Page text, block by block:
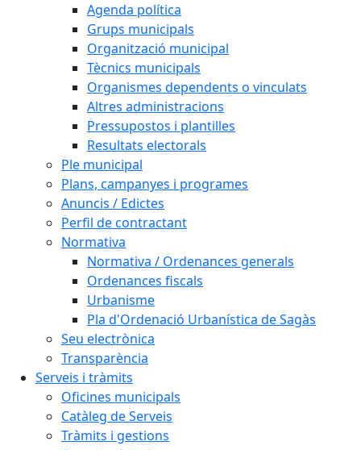
Agenda política
Grups municipals
Organització municipal
Tècnics municipals
Organismes dependents o vinculats
Altres administracions
Pressupostos i plantilles
Resultats electorals
Ple municipal
Plans, campanyes i programes
Anuncis / Edictes
Perfil de contractant
Normativa
Normativa / Ordenances generals
Ordenances fiscals
Urbanisme
Pla d'Ordenació Urbanística de Sagàs
Seu electrònica
Transparència
Serveis i tràmits
Oficines municipals
Catàleg de Serveis
Tràmits i gestions